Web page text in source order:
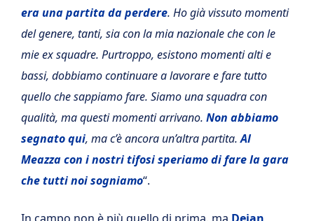
era una partita da perdere. Ho già vissuto momenti
del genere, tanti, sia con la mia nazionale che con le
mie ex squadre. Purtroppo, esistono momenti alti e
bassi, dobbiamo continuare a lavorare e fare tutto
quello che sappiamo fare. Siamo una squadra con
qualità, ma questi momenti arrivano. Non abbiamo
segnato qui, ma c’è ancora un’altra partita.Al
Meazza con i nostri tifosi speriamo di fare la gara
che tutti noi sogniamo“.